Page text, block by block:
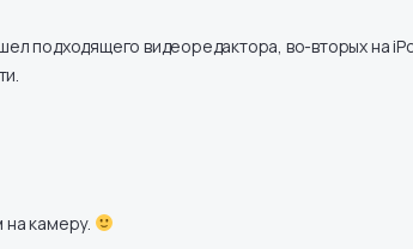
подходящего видеоредактора, во-вторых на
камеру.